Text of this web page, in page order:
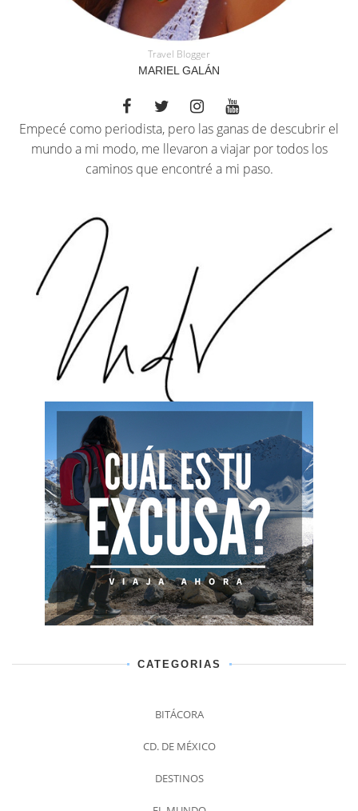
Travel Blogger
MARIEL GALÁN
Empecé como periodista, pero las ganas de descubrir el
mundo a mi modo, me llevaron a viajar por todos los
caminos que encontré a mi paso.
CATEGORIAS
BITÁCORA
CD. DE MÉXICO
DESTINOS